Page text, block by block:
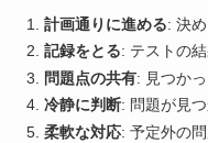
計画通りに進める: 決
記録をとる: テストの
問題点の共有: 見つか
冷静に判断: 問題が見
柔軟な対応: 予定外の